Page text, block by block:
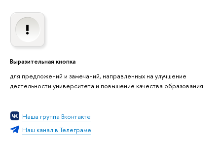
Выразительная кнопка
для предложений и замечаний, направленных на улучшение
деятельности университета и повышение качества образования
Наша группа Вконтакте
Наш канал в Телеграме